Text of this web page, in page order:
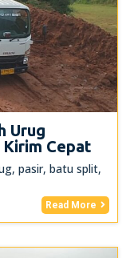
Urug
Cepat
pasir, batu split,
Read More